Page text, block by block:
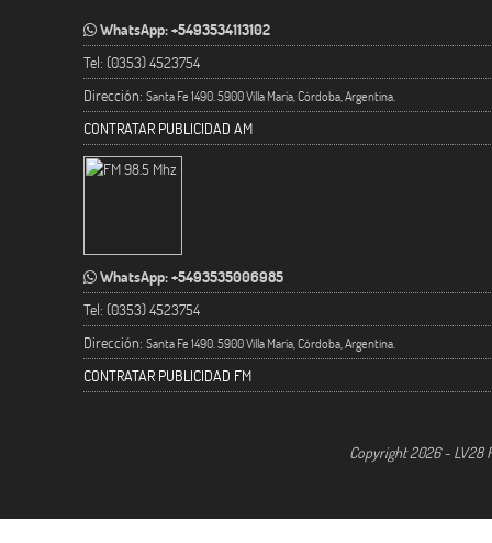
WhatsApp: +5493534113102
Tel: (0353) 4523754
Dirección: Santa Fe 1490. 5900 Villa María, Córdoba, Argentina.
CONTRATAR PUBLICIDAD AM
WhatsApp: +5493535006985
Tel: (0353) 4523754
Dirección: Santa Fe 1490. 5900 Villa María, Córdoba, Argentina.
CONTRATAR PUBLICIDAD FM
Copyright 2026 - LV28